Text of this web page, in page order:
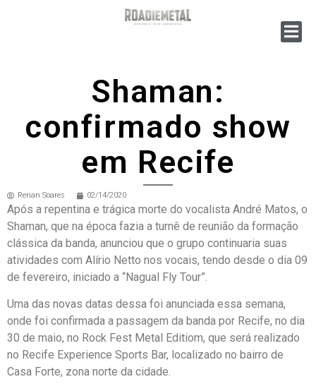
Shaman:
confirmado show
em Recife
Renan Soares 02/14/2020
Após a repentina e trágica morte do vocalista André Matos, o
Shaman, que na época fazia a turnê de reunião da formação
clássica da banda, anunciou que o grupo continuaria suas
atividades com Alírio Netto nos vocais, tendo desde o dia 09
de fevereiro, iniciado a “Nagual Fly Tour”.
Uma das novas datas dessa foi anunciada essa semana,
onde foi confirmada a passagem da banda por Recife, no dia
30 de maio, no Rock Fest Metal Editiom, que será realizado
no Recife Experience Sports Bar, localizado no bairro de
Casa Forte, zona norte da cidade.